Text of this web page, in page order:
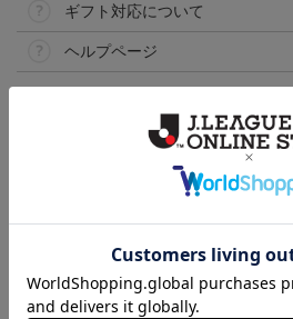
ギフト対応について
ヘルプページ
横浜FM
送料無料の併せ買いにオ
かお楽しみのシークレッ